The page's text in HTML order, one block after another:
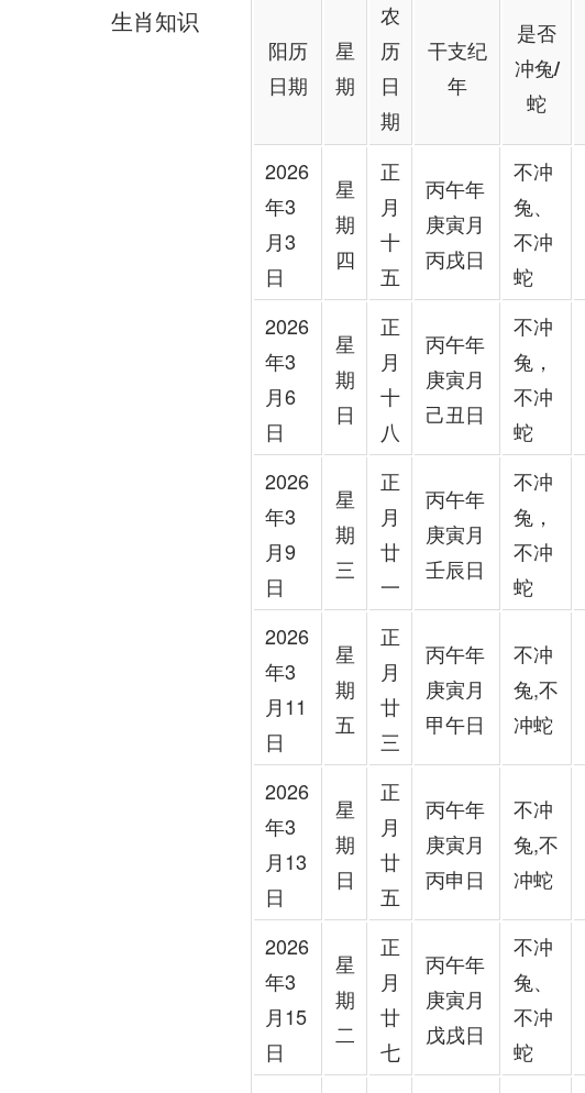
生肖知识
阳历
日期
星
期
农
历
日
期
干支纪
年
是否
冲兔/
蛇
2026
年3
月3
日
星
期
四
正
月
十
五
丙午年
庚寅月
丙戌日
不冲
兔、
不冲
蛇
2026
年3
月6
日
星
期
日
正
月
十
八
丙午年
庚寅月
己丑日
不冲
兔，
不冲
蛇
2026
年3
月9
日
星
期
三
正
月
廿
一
丙午年
庚寅月
壬辰日
不冲
兔，
不冲
蛇
2026
年3
月11
日
星
期
五
正
月
廿
三
丙午年
庚寅月
甲午日
不冲
兔,不
冲蛇
2026
年3
月13
日
星
期
日
正
月
廿
五
丙午年
庚寅月
丙申日
不冲
兔,不
冲蛇
2026
年3
月15
日
星
期
二
正
月
廿
七
丙午年
庚寅月
戊戌日
不冲
兔、
不冲
蛇